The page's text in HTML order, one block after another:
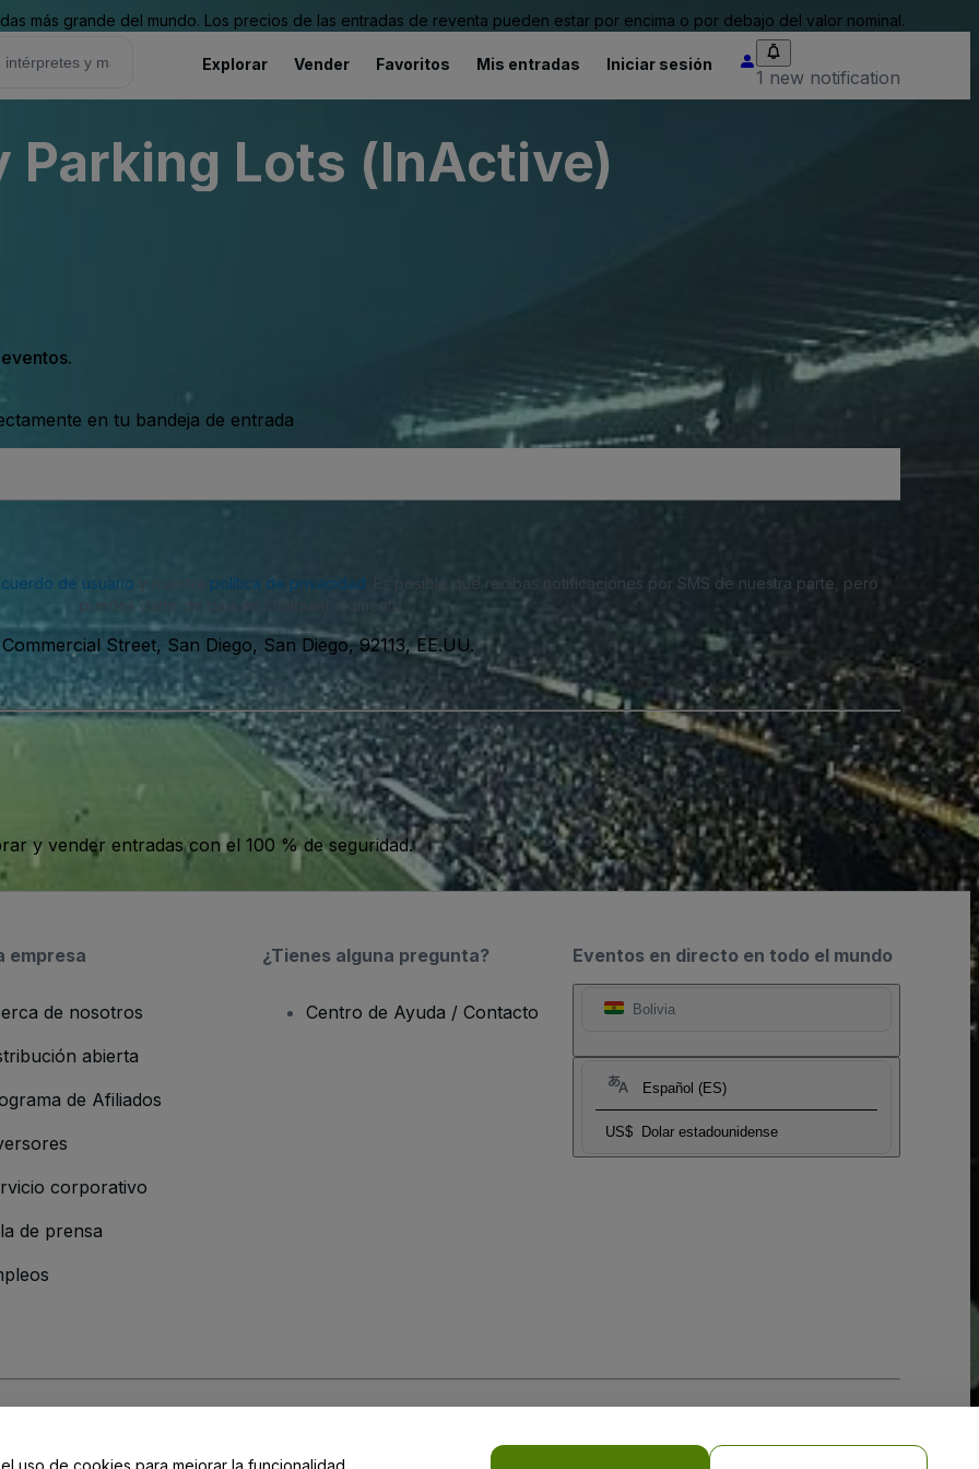
más grande del mundo. Los precios de las entradas de reventa pueden estar por encima o por debajo del valor nominal.
Explorar Vender Favoritos Mis entradas Iniciar sesión
1 new notification
Parking Lots (InActive)
en tu bandeja de entrada
de usuario política de privacidad . Es posible que recibas notificaciones por SMS de nuestra parte, pero
puedes darte de baja en cualquier momento.
Street, San Diego, San Diego, 92113, EE.UU.
y vender entradas con el 100 % de seguridad.
Eventos en directo en todo el mundo
Bolivia
Español (ES)
US$ Dolar estadounidense
empresa
de nosotros
abierta
de Afiliados
corporativo
de prensa
¿Tienes alguna pregunta?
Centro de Ayuda / Contacto
y de laPolítica de Privacidad para Móviles
uso de cookies para mejorar la funcionalidad